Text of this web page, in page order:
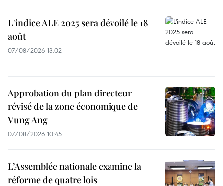
L'indice ALE 2025 sera dévoilé le 18
août
07/08/2026 13:02
Approbation du plan directeur
révisé de la zone économique de
Vung Ang
07/08/2026 10:45
L’Assemblée nationale examine la
réforme de quatre lois